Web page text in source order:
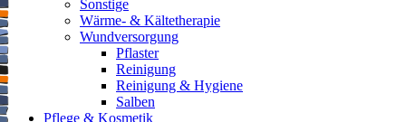
Sonstige
Wärme- & Kältetherapie
Wundversorgung
Pflaster
Reinigung
Reinigung & Hygiene
Salben
Pflege & Kosmetik